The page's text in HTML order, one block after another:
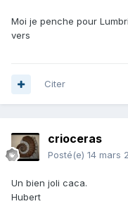
Moi je penche pour
vers
Citer
crioceras
Posté(e) 14 mars
Un bien joli caca.
Hubert